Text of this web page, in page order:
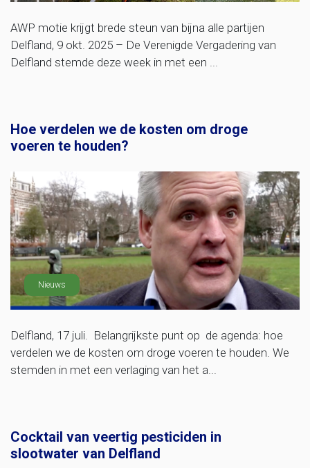
AWP motie krijgt brede steun van bijna alle partijen
Delfland, 9 okt. 2025 – De Verenigde Vergadering van
Delfland stemde deze week in met een ...
Hoe verdelen we de kosten om droge
voeren te houden?
Nieuws
Delfland, 17 juli. Belangrijkste punt op de agenda: hoe
verdelen we de kosten om droge voeren te houden. We
stemden in met een verlaging van het a...
Cocktail van veertig pesticiden in
slootwater van Delfland